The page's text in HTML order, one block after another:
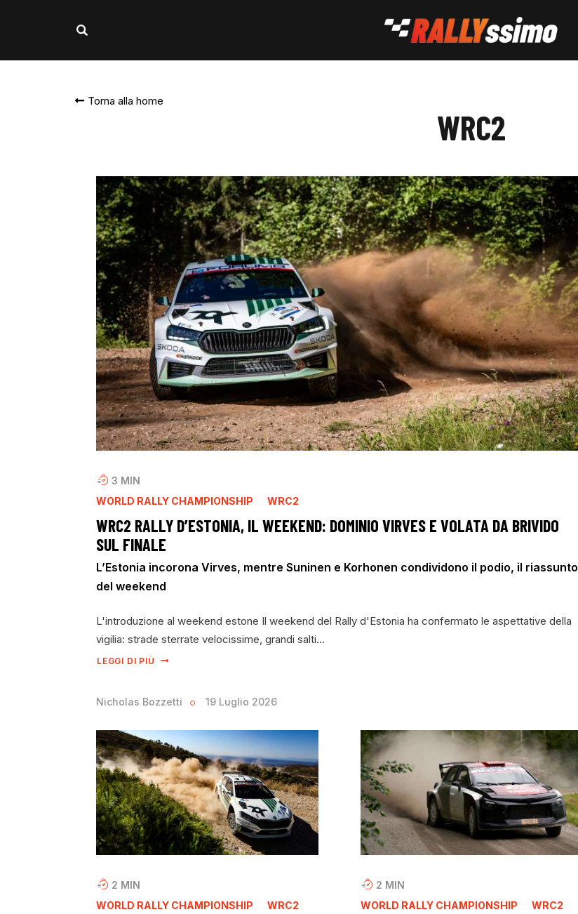
Torna alla home
WRC2
3 MIN
WORLD RALLY CHAMPIONSHIP
WRC2
WRC2 RALLY D’ESTONIA, IL WEEKEND: DOMINIO VIRVES E VOLATA DA BRIVIDO
SUL FINALE
L’Estonia incorona Virves, mentre Suninen e Korhonen condividono il podio, il riassunto
del weekend
L'introduzione al weekend estone Il weekend del Rally d'Estonia ha confermato le aspettative della
vigilia: strade sterrate velocissime, grandi salti…
LEGGI DI PIÙ
Nicholas Bozzetti 19 Luglio 2026
2 MIN
WORLD RALLY CHAMPIONSHIP
WRC2
2 MIN
WORLD RALLY CHAMPIONSHIP
WRC2